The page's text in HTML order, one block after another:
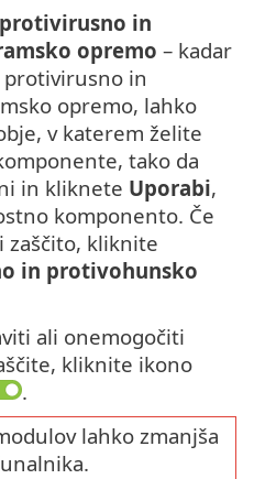
in
opremo – kadar
protivirusno in
opremo, lahko
v katerem želite
tako da
in kliknete Uporabi,
komponento. Če
zaščito, kliknite
in protivohunsko
ali onemogočiti
kliknite ikono
.
lahko zmanjša